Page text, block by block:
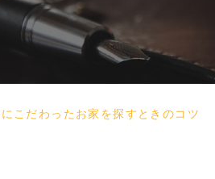
こだわったお家を探すときのコツ